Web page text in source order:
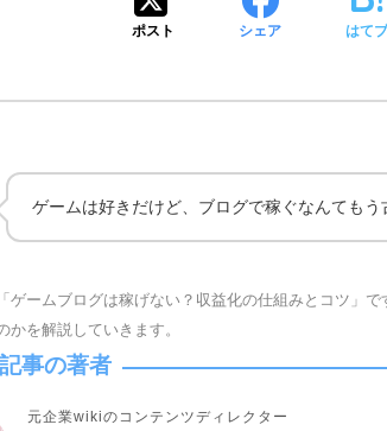
ポスト シェア はてブ
ゲームは好きだけど、ブログで稼ぐなんても
ゲームブログは稼げない？収益化の仕組みとコツ」
かを解説していきます。
事の著者
元企業wikiのコンテンツディレクター